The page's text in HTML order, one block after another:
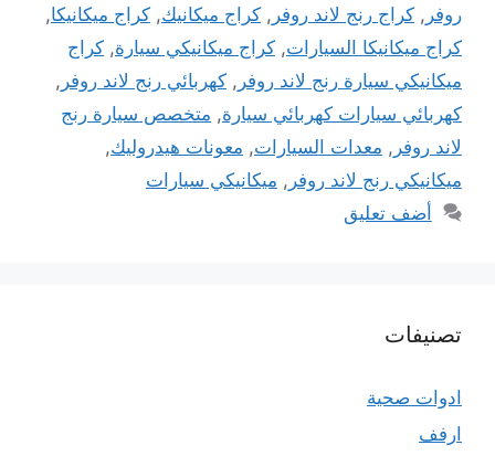
روفر , كراج رنج لاند روفر , كراج ميكانيك, كراج ميكانيكا,
كراج ميكانيكا السيارات, كراج ميكانيكي سيارة, كراج
ميكانيكي سيارة رنج لاند روفر , كهربائي رنج لاند روفر ,
كهربائي سيارات كهربائي سيارة, متخصص سيارة رنج
لاند روفر , معدات السيارات, معونات هيدروليك,
ميكانيكي رنج لاند روفر , ميكانيكي سيارات
أضف تعليق
تصنيفات
ادوات صحية
ارفف